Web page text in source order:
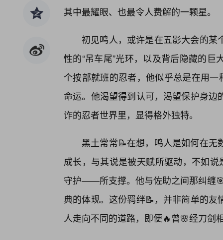
其中最耀眼、也最令人费解的一颗星。
初见鸣人，或许是在五影大会的某
性的“吊车尾”光环，以及背后隐藏的
个按部就班的忍者，他似乎总是在用
命运。他渴望得到认可，渴望保护身
诈的忍者世界里，显得格外独特。
黑土常常📝在想，鸣人是如何在
成长，与其说是被天赋所驱动，不如
守护——所支撑。他与佐助之间那纠缠
典的体现。这份羁绊📝，并非简单的
人走向不同的道路，即便🔥曾🌸经刀剑